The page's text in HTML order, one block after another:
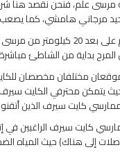
مرجاني هامشي، كما يصعب
يقع خليج النبع الضخم
المرح بداية من الشاطئ
مختلفان مخصصان
يتمكن محترفي الكايت سيرف
كايت سيرف الذين
كايت سيرف الراغبين في
إلى هناك) حيث المياه